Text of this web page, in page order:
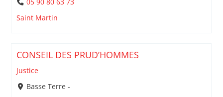
05 90 80 63 73
Saint Martin
CONSEIL DES PRUD’HOMMES
Justice
Basse Terre -